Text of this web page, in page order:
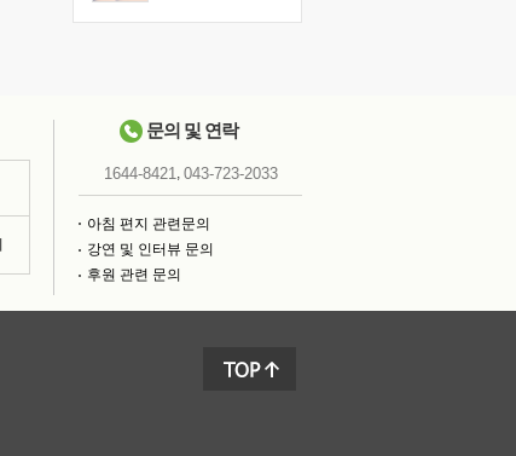
문의 및 연락
1644-8421, 043-723-2033
아침 편지 관련문의
강연 및 인터뷰 문의
후원 관련 문의